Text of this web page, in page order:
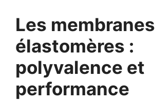
Les membranes
élastomères :
polyvalence et
performance